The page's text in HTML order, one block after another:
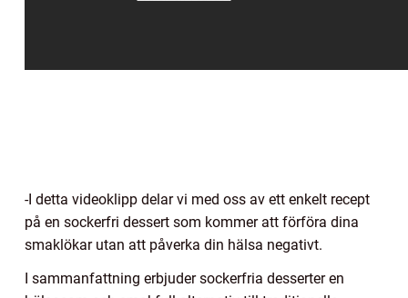
-I detta videoklipp delar vi med oss av ett enkelt recept
på en sockerfri dessert som kommer att förföra dina
smaklökar utan att påverka din hälsa negativt.
I sammanfattning erbjuder sockerfria desserter en